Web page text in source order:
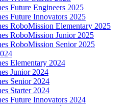
Future Engineers 2025
Future Innovators 2025
RoboMission Elementary 2025
RoboMission Junior 2025
RoboMission Senior 2025
Elementary 2024
Junior 2024
Senior 2024
Starter 2024
Future Innovators 2024